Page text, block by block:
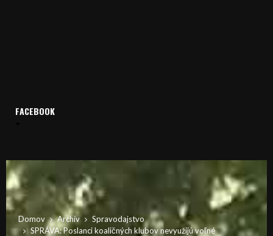
Domov Archív
Spravodajstvo
SPRÁVA: Poslanci koaličných klubov nevyužijú voľné
FACEBOOK